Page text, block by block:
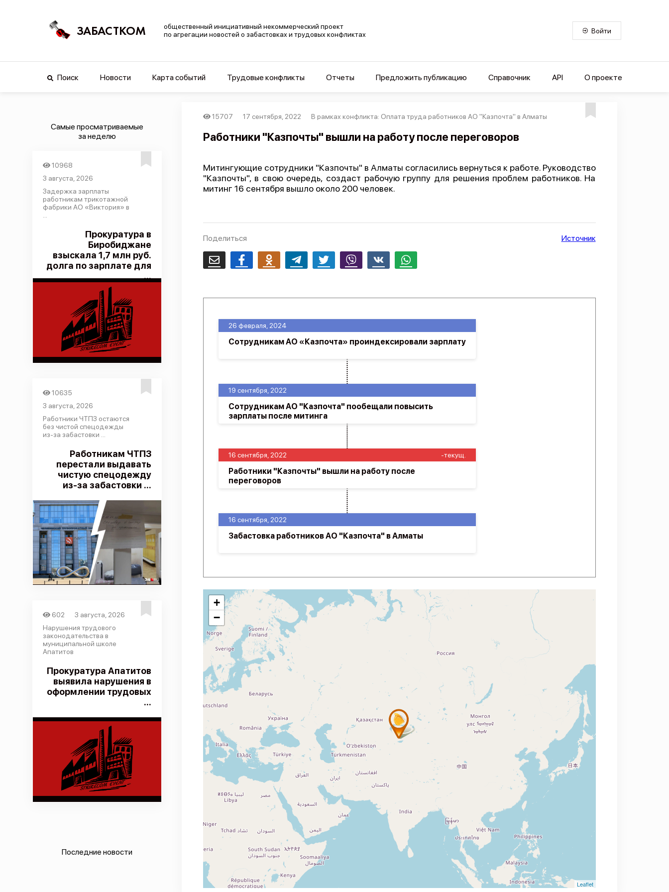
ЗАБАСТКОМ
общественный инициативный некоммерческий проект
по агрегации новостей о забастовках и трудовых конфликтах
Войти
Поиск Новости Карта событий Трудовые конфликты Отчеты Предложить публикацию Справочник API О проекте
Самые просматриваемые
за неделю
10968
3 августа, 2026
Задержка зарплаты
работникам трикотажной
фабрики АО «Виктория» в
Прокуратура в
Биробиджане
взыскала 1,7 млн руб.
долга по зарплате для
...
10635
3 августа, 2026
Работники ЧТПЗ остаются
без чистой спецодежды
из-за забастовки ...
Работникам ЧТПЗ
перестали выдавать
чистую спецодежду
из-за забастовки ...
602
3 августа, 2026
Нарушения трудового
законодательства в
муниципальной школе
Апатитов
Прокуратура Апатитов
выявила нарушения в
оформлении трудовых
...
Последние новости
15707 17 сентября, 2022 В рамках конфликта: Оплата труда работников АО "Казпочта" в Алматы
Работники "Казпочты" вышли на работу после переговоров
Митингующие сотрудники "Казпочты" в Алматы согласились вернуться к работе. Руководство
"Казпочты", в свою очередь, создаст рабочую группу для решения проблем работников. На
митинг 16 сентября вышло около 200 человек.
Поделиться
Email FacebookOdnoklassnikiTelegram Twitter Viber Whatsapp
Источник
16 сентября, 2022
Забастовка работников АО "Казпочта" в Алматы
16 сентября, 2022 -текущ.
Работники "Казпочты" вышли на работу после
переговоров
19 сентября, 2022
Сотрудникам АО "Казпочта" пообещали повысить
зарплаты после митинга
26 февраля, 2024
Сотрудникам АО «Казпочта» проиндексировали зарплату
+
−
Leaflet